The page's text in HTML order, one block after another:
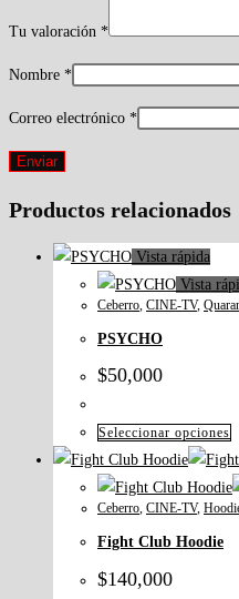
Tu valoración *
Nombre *
Correo electrónico *
Productos relacionados
Vista rápida
Vista
Ceberro, CINE-TV,
PSYCHO
$50,000
Seleccionar opciones
Ceberro, CINE-TV,
Fight Club Hoodie
$140,000